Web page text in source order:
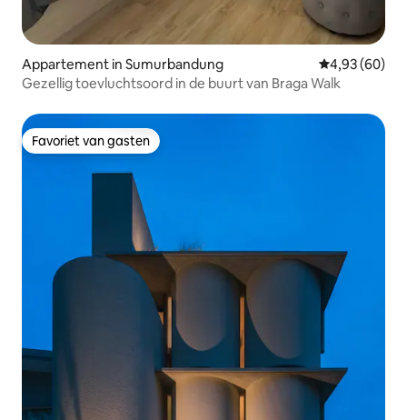
Appartement in Sumurbandung Gemiddelde
4,93 (60)
Gezellig toevluchtsoord in de buurt van Braga Walk
Favoriet van gasten
Favoriet van gasten